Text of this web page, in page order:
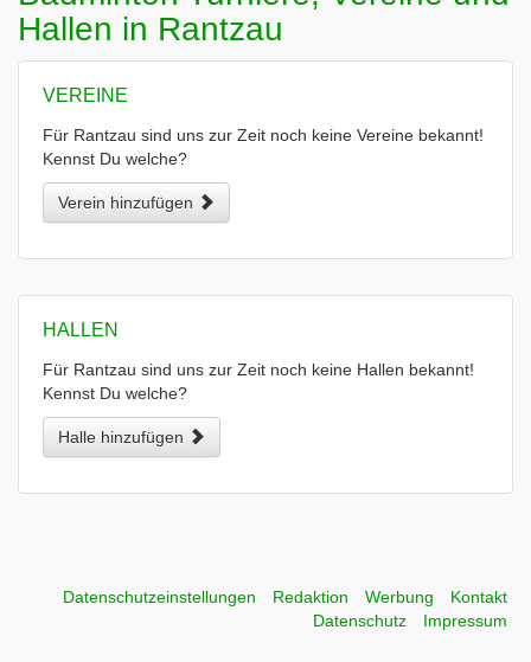
Hallen in Rantzau
VEREINE
Für Rantzau sind uns zur Zeit noch keine Vereine bekannt!
Kennst Du welche?
Verein hinzufügen
HALLEN
Für Rantzau sind uns zur Zeit noch keine Hallen bekannt!
Kennst Du welche?
Halle hinzufügen
Datenschutzeinstellungen Redaktion Werbung
Kontakt
Datenschutz
Impressum